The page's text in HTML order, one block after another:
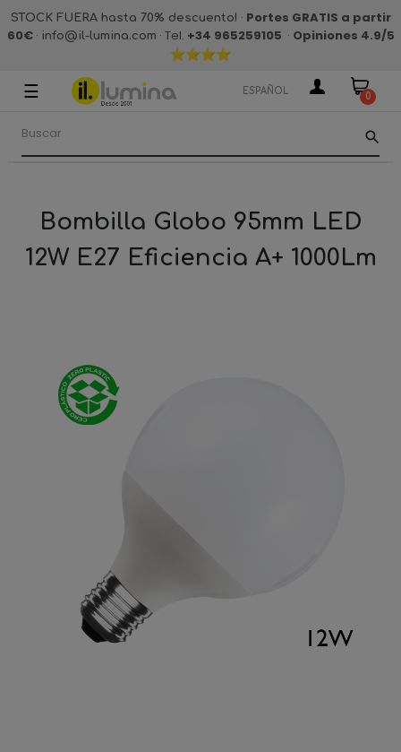
STOCK FUERA hasta 70% descuento! · Portes GRATIS a partir
60€· info@il-lumina.com · Tel. +34 965259105 · Opiniones 4.9/5
Navegación
palanca
☰ ESPAÑOL 0
search
Bombilla Globo 95mm LED
12W E27 Eficiencia A+ 1000Lm